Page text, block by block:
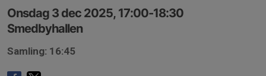
Onsdag 3 dec 2025, 17:00-18:30
Smedbyhallen
Samling: 16:45